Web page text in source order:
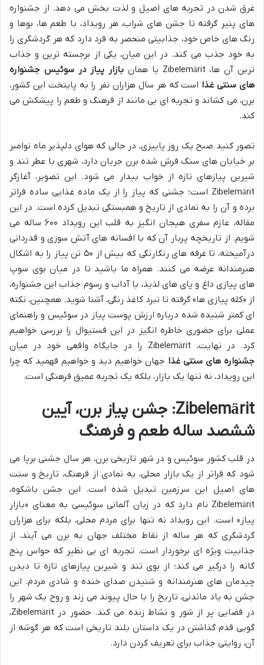
غرق شدن در تجربه های اصیل و لذت بخش می دهد. از جشنواره
های پنیر گرفته تا جشن های شراب، هر رویداد، با طعم ها، بوها و
رنگ های خاص خود، جذابیتی منحصر به فرد دارد که هر گردشگری را
به خود جذب می کند. در این میان، یکی از برجسته ترین و جذاب
ترین آن ها، Zibelemärit یا همان
بازار پیاز در سوئیس جشنواره
های سنتی غذا است که هر سال هزاران نفر را به پایتخت این کشور،
برن، می کشاند و تجربه ای بی مانند از فرهنگ و طعم را پیشکش می
کند.
تصور کنید صبح یک روز پاییزی، در حالی که هوای دلپذیر ماه نوامبر
بر خیابان های سنگ فرش شده برن جریان دارد، شهری با عطر تند و
شیرین پیازهای تازه از خواب بیدار می شود. این تصویر، آغازگر
Zibelemärit است؛ جشنی که پیاز را از یک ماده غذایی ساده فراتر
برده و آن را به نمادی از تاریخ و همبستگی تبدیل کرده است. در این
مقاله، عازم سفری هیجان انگیز به قلب این رویداد ۶۰۰ ساله می
شویم. از تاریخچه پربار آن که با افسانه های آتش سوزی و قدردانی
درآمیخته، تا غرفه های رنگارنگی که بیش از ۵۰ تن پیاز را به اشکال
هنرمندانه عرضه می کنند. همراه ما باشید تا در میان بوی سوپ
های پیازی داغ و پای های لذیذ، با آداب و رسوم جذاب این جشنواره،
از «کله پیازی ها» گرفته تا نبرد کاغذ رنگی، آشنا شوید. همچنین، نکته
ای کمتر شنیده شده درباره ارزش پوست پیاز در سوئیس و راهنمای
عملی برای حضوری خاطره انگیز در این فستیوال را بررسی خواهیم
کرد. در نهایت، Zibelemärit را در جایگاه واقعی خود در میان
جشنواره های سنتی غذا جهان خواهیم دید و خواهیم فهمید که چرا
این رویداد، نه تنها یک بازار، بلکه یک تجربه عمیق فرهنگی است.
Zibelemärit: جشن پیاز برن، آیین
ششصد ساله طعم و فرهنگ
در قلب کشور سوئیس و در شهر تاریخی برن، هر سال جشنی برپا می
شود که فراتر از یک بازار محلی، به نمادی از فرهنگ، تاریخ و سنت
های اصیل این سرزمین تبدیل شده است. این جشن باشکوه،
Zibelemärit نام دارد که در زبان آلمانی سوئیسی به معنای «بازار
پیاز» است. این رویداد نه تنها برای مردم محلی، بلکه برای هزاران
گردشگری که هر ساله از نقاط مختلف جهان به برن می آیند، از
جذابیت ویژه ای برخوردار است. تجربه ای بی نظیر که حواس پنج
گانه را درگیر می کند؛ از بوی تند و شیرین پیازهای تازه تا دیدن
چیدمان های هنرمندانه و شنیدن صدای خنده و شادی مردم. این
جشن به یاد ماندنی، تاریخ را با حال پیوند می زند و روح یک شهر را
در فضایی پر از شور و نشاط زنده می کند. حضور در Zibelemärit،
گویی قدم گذاشتن در یک داستان بلند تاریخی است که هر گوشه از
آن، روایتی جذاب برای تعریف کردن دارد.